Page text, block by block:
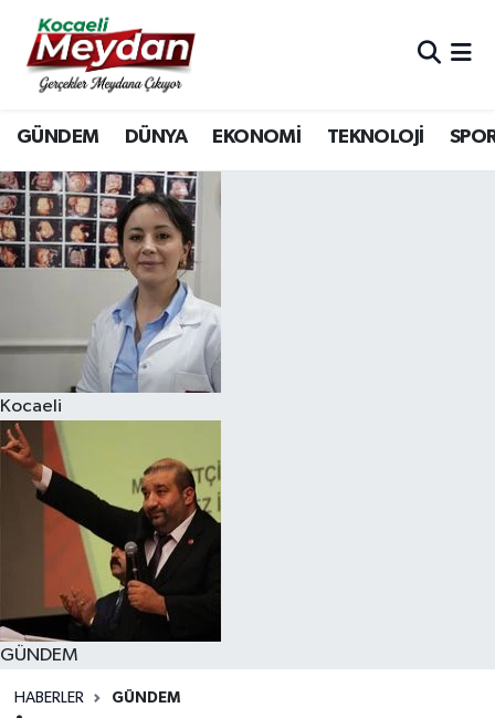
GÜNDEM DÜNYA EKONOMİ TEKNOLOJİ
Kocaeli
GÜNDEM
HABERLER GÜNDEM
Nöbetçi Eczaneler
Hava Durumu
Trafik Durumu
Süper Lig Puan Durumu ve Fikstür
Tüm Manşetler
Son Dakika Haberleri
Haber Arşivi